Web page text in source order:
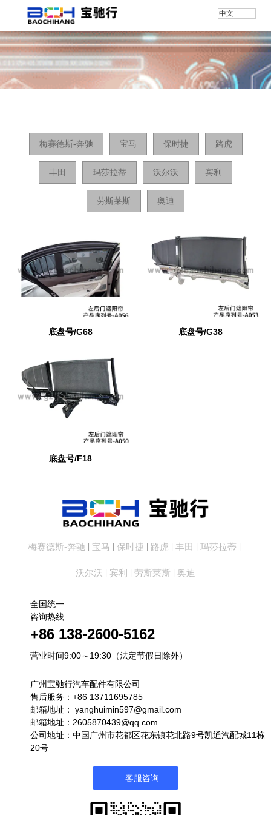
中文
梅赛德斯-奔驰 宝马 保时捷 路虎
丰田 玛莎拉蒂 沃尔沃 宾利
劳斯莱斯 奥迪
底盘号/G68 底盘号/G38
底盘号/F18
梅赛德斯-奔驰 | 宝马 | 保时捷 | 路虎 | 丰田 | 玛莎拉蒂 |
沃尔沃 | 宾利 | 劳斯莱斯 | 奥迪
全国统一
咨询热线
+86 138-2600-5162
营业时间9:00～19:30（法定节假日除外）
广州宝驰行汽车配件有限公司
售后服务：+86 13711695785
邮箱地址： yanghuimin597@gmail.com
邮箱地址：2605870439@qq.com
公司地址：中国广州市花都区花东镇花北路9号凯通汽配城11栋
20号
客服咨询